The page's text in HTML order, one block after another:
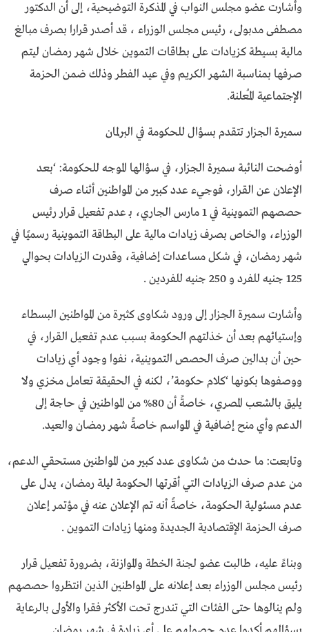
وأشارت عضو مجلس النواب في المذكرة التوضيحية، إلى أن الدكتور
مصطفى مدبولى، رئيس مجلس الوزراء ، قد أصدر قرارا بصرف مبالغ
مالية بسيطة كزيادات على بطاقات التموين خلال شهر رمضان ليتم
صرفها بمناسبة الشهر الكريم وفي عيد الفطر وذلك ضمن الحزمة
الإجتماعية المُعلنة.
سميرة الجزار تتقدم بسؤال للحكومة في البرلمان
أوضحت النائبة سميرة الجزار، في سؤالها الموجه للحكومة: ‘بعد
الإعلان عن القرار، فوجيء عدد كبير من المواطنين أثناء صرف
حصصهم التموينية في 1 مارس الجاري، بـ عدم تفعيل قرار رئيس
الوزراء، والخاص بصرف زيادات مالية على البطاقة التموينية رسميًا في
شهر رمضان، في شكل مساعدات إضافية، وقدرت الزيادات بحوالي
125 جنيه للفرد و 250 جنيه للفردين .
وأشارت سميرة الجزار إلى ورود شكاوى كثيرة من المواطنين البسطاء
وإستيائهم بعد أن خذلتهم الحكومة بسبب عدم تفعيل القرار، في
حين أن بدالين صرف الحصص التموينية، نفوا وجود أي زيادات
ووصفوها بكونها ‘كلام حكومة’، لكنه في الحقيقة تعامل مخزي ولا
يليق بالشعب المصري، خاصةً أن 80% من المواطنين في حاجة إلى
الدعم وأي منح إضافية في المواسم خاصةً شهر رمضان والعيد.
وتابعت: ما حدث من شكاوى عدد كبير من المواطنين مستحقي الدعم،
من عدم صرف الزيادات التي أقرتها الحكومة ليلة رمضان، يدل على
عدم مسئولية الحكومة، خاصةً أنه تم الإعلان عنه في مؤتمر إعلان
صرف الحزمة الإقتصادية الجديدة ومنها زيادات التموين .
وبناءً عليه، طالبت عضو لجنة الخطة والموازنة، بضرورة تفعيل قرار
رئيس مجلس الوزراء بعد إعلانه على المواطنين الذين انتظروا حصصهم
ولم ينالوها حتى الفئات التي تندرج تحت الأكثر فقرا والأولى بالرعاية